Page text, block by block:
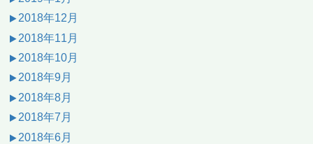
2018年12月
2018年11月
2018年10月
2018年9月
2018年8月
2018年7月
2018年6月